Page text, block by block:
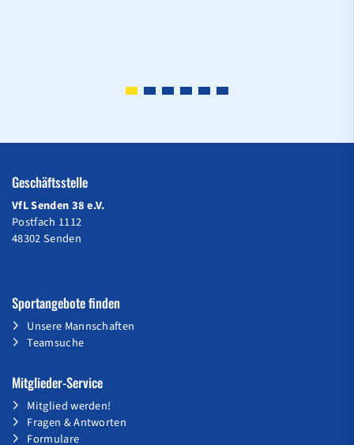
Geschäftsstelle
VfL Senden 38 e.V.
Postfach 1112
48302 Senden
Sportangebote finden
Unsere Mannschaften
Teamsuche
Mitglieder-Service
Mitglied werden!
Fragen & Antworten
Formulare